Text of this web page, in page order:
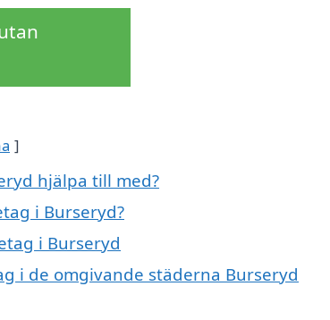
hjälpa till med?
i Burseryd?
i Burseryd
i de omgivande städerna Burseryd